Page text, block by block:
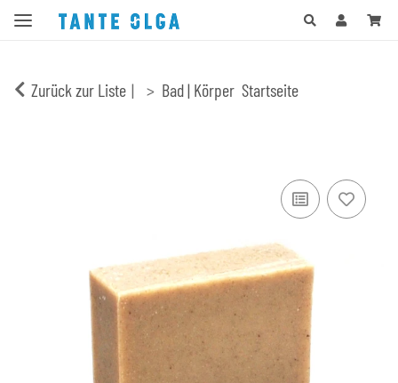
Zurück zur Liste Bad | Körper Startseite